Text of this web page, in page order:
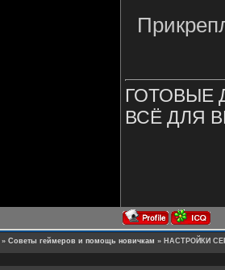
ГОТОВЫЕ
ВСЁ ДЛЯ
» Советы геймеров и помощь новичкам » НАСТРОЙКИ